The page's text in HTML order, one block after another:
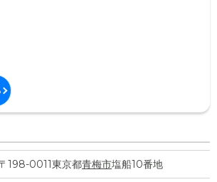
198-0011東京都青梅市塩船10番地